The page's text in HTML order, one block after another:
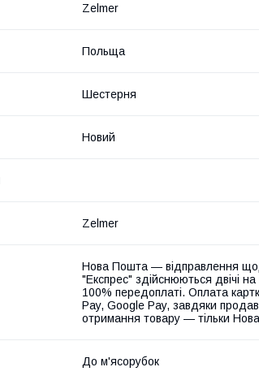
Zelmer
Польща
Шестерня
Новий
Zelmer
Нова Пошта — відправлення
"Експрес" здійснюються двічі
100% передоплаті. Оплата
Pay, Google Pay, завдяки
отримання товару — тільки
До м'ясорубок